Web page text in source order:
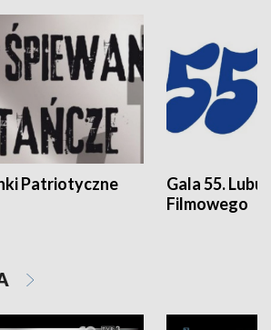
Patriotyczne
Gala 55.
Filmowego